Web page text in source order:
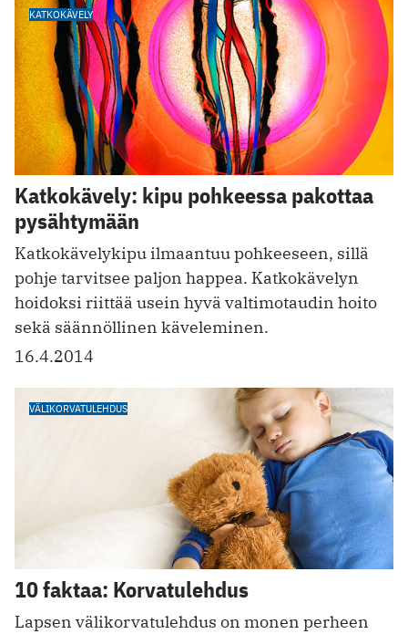
KATKOKÄVELY
Katkokävely: kipu pohkeessa pakottaa
pysähtymään
Katkokävelykipu ilmaantuu pohkeeseen, sillä
pohje tarvitsee paljon happea. Katkokävelyn
hoidoksi riittää usein hyvä valtimotaudin hoito
sekä säännöllinen käveleminen.
16.4.2014
VÄLIKORVATULEHDUS
10 faktaa: Korvatulehdus
Lapsen välikorvatulehdus on monen perheen